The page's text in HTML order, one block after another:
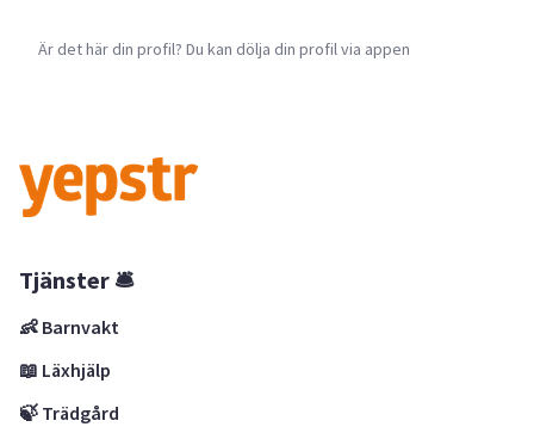
Är det här din profil? Du kan dölja din profil via appen
Tjänster 🛎
👶 Barnvakt
📖 Läxhjälp
🍃 Trädgård